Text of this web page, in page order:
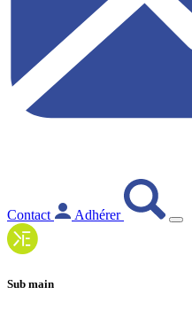
Contact Adhérer
Sub main